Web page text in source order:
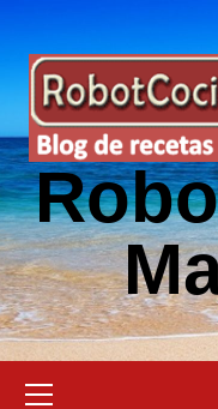
contenido
primario